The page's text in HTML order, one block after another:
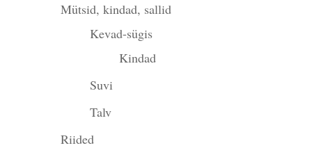
Mütsid, kindad, sallid
Kevad-sügis
Kindad
Suvi
Talv
Riided